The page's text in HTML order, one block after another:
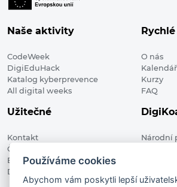
Naše aktivity
CodeWeek
DigiEduHack
Katalog kyberprevence
All digital weeks
O nás
Kurzy
FAQ
Užitečné
Kontakt
Členské organizace
Blog
Digitalizace ve vzdělávání
Národní
Používáme cookies
Abychom vám poskytli lepší